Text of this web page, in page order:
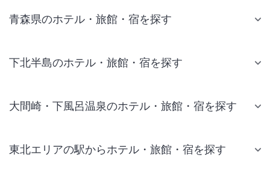
青森県のホテル・旅館・宿を探す
下北半島のホテル・旅館・宿を探す
大間崎・下風呂温泉のホテル・旅館・宿を探す
東北エリアの駅からホテル・旅館・宿を探す